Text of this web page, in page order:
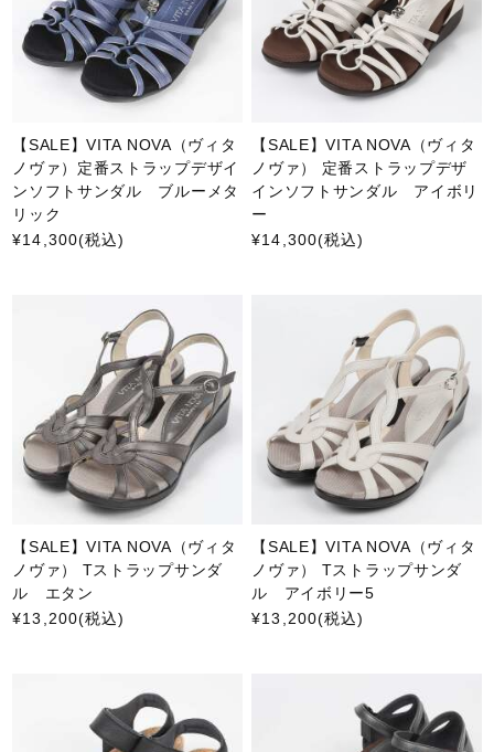
【SALE】VITA NOVA（ヴィタ
ノヴァ）定番ストラップデザイ
ンソフトサンダル ブルーメタ
リック
¥14,300(税込)
【SALE】VITA NOVA（ヴィタ
ノヴァ） 定番ストラップデザ
インソフトサンダル アイボリ
ー
¥14,300(税込)
【SALE】VITA NOVA（ヴィタ
ノヴァ） Tストラップサンダ
ル エタン
¥13,200(税込)
【SALE】VITA NOVA（ヴィタ
ノヴァ） Tストラップサンダ
ル アイボリー5
¥13,200(税込)